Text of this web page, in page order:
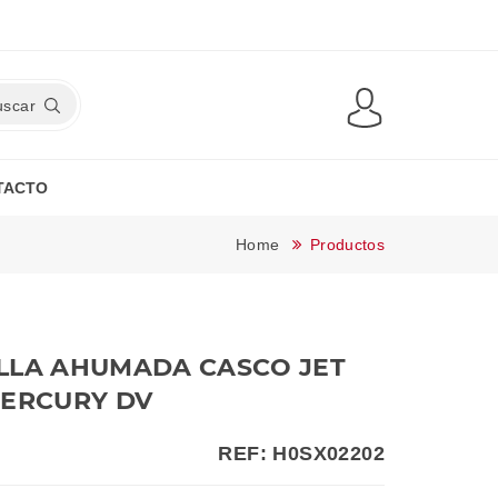
Home Productos
AHUMADA CASCO JET
DV
REF: H0SX02202